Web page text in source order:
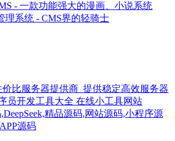
- 一款功能强大的漫画、小说系统
理系统 - CMS界的轻骑士
比服务器提供商_提供稳定高效服务器
员开发工具大全 在线小工具网站
精品源码,网站源码,小程序源
源码